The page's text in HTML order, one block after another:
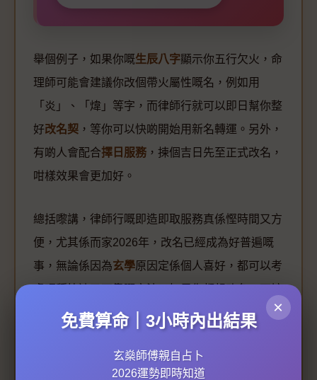
舉個例子，如果你嘅生辰八字顯示你五行欠火，命
理師可能會建議你改個帶火屬性嘅名，例如用
「炎」、「煒」等字，而律師行就可以即日幫你整
好改名契 ，等你可以快啲開始用新名轉運。另外，
有啲人會配合擇日服務 ，揀個吉日先至正式改名，
咁樣效果會更加好。
總括嚟講，律師行嘅即造即取服務真係慳時間又方
便，尤其係而家2026年，改名已經成為好普遍嘅
事，無論係因為玄學原因定係個人喜好，都可以考
先搵專業 命理諮詢，再搵律師行即日搞掂手續，咁
×
免費算命｜3小時內出結果
玄燊師傅親自占卜
2026運勢即時知道